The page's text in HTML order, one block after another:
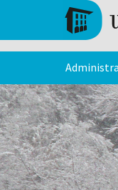
Pasar al contenido